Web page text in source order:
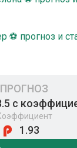
⚽ прогноз и
ПРОГНОЗ
с
1.93